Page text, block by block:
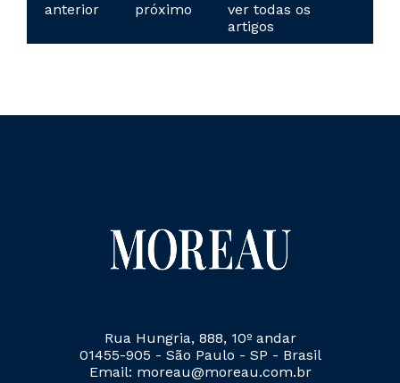
anterior próximo
ver todas os
artigos
Rua Hungria, 888, 10º andar
01455-905 - São Paulo - SP - Brasil
Email: moreau@moreau.com.br